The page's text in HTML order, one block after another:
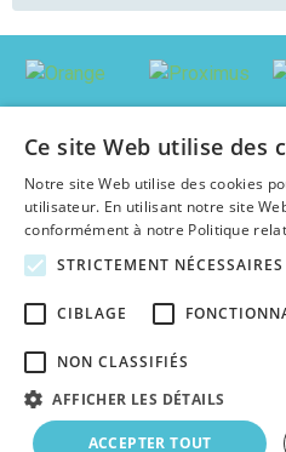
Belgique, au
abonnement-tv-internet.be est une
opérateur
Plan du
Ce site Web utilise des
Notre site Web utilise des cookies
utilisateur. En utilisant notre site
conformément à notre Politique
STRICTEMENT NÉCESSAIRES
CIBLAGE
NON CLASSIFIÉS
AFFICHER LES DÉTAILS
ACCEPTER TOUT